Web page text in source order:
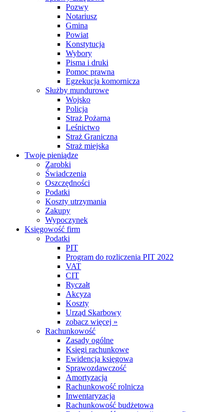
Pozwy
Notariusz
Gmina
Powiat
Konstytucja
Wybory
Pisma i druki
Pomoc prawna
Egzekucja komornicza
Służby mundurowe
Wojsko
Policja
Straż Pożarna
Leśnictwo
Straż Graniczna
Straż miejska
Twoje pieniądze
Zarobki
Świadczenia
Oszczędności
Podatki
Koszty utrzymania
Zakupy
Wypoczynek
Księgowość firm
Podatki
PIT
Program do rozliczenia PIT 2022
VAT
CIT
Ryczałt
Akcyza
Koszty
Urząd Skarbowy
zobacz więcej »
Rachunkowość
Zasady ogólne
Księgi rachunkowe
Ewidencja księgowa
Sprawozdawczość
Amortyzacja
Rachunkowość rolnicza
Inwentaryzacja
Rachunkowość budżetowa